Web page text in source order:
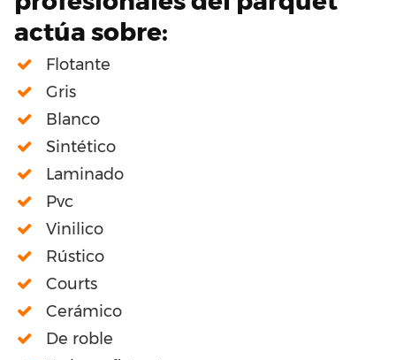
actúa sobre:
Flotante
Gris
Blanco
Sintético
Laminado
Pvc
Vinilico
Rústico
Courts
Cerámico
De roble